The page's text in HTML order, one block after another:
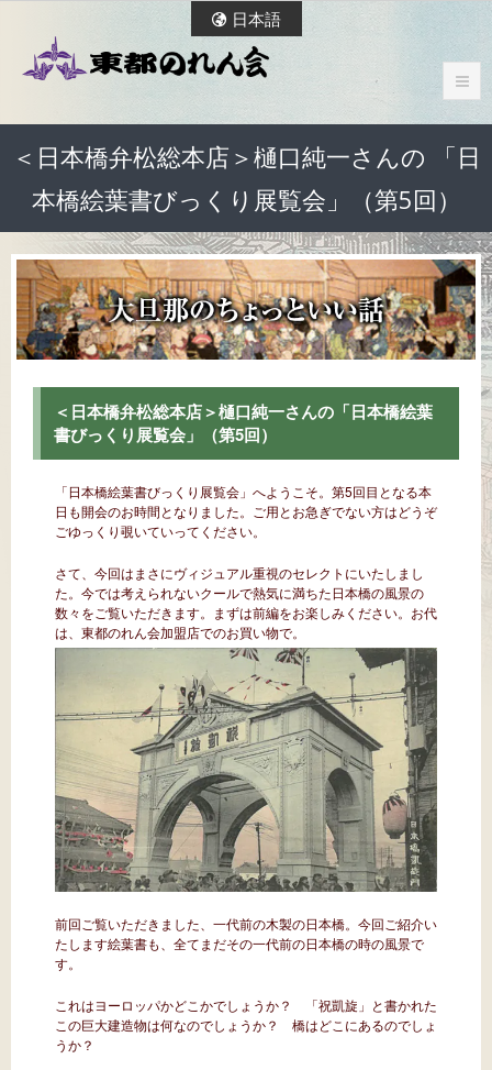
日本語
＜日本橋弁松総本店＞樋口純一さんの 「日
本橋絵葉書びっくり展覧会」（第5回）
＜日本橋弁松総本店＞樋口純一さんの「日本橋絵葉
書びっくり展覧会」（第5回）
「日本橋絵葉書びっくり展覧会」へようこそ。第5回目となる本
日も開会のお時間となりました。ご用とお急ぎでない方はどうぞ
ごゆっくり覗いていってください。
さて、今回はまさにヴィジュアル重視のセレクトにいたしまし
た。今では考えられないクールで熱気に満ちた日本橋の風景の
数々をご覧いただきます。まずは前編をお楽しみください。お代
は、東都のれん会加盟店でのお買い物で。
前回ご覧いただきました、一代前の木製の日本橋。今回ご紹介い
たします絵葉書も、全てまだその一代前の日本橋の時の風景で
す。
これはヨーロッパかどこかでしょうか？ 「祝凱旋」と書かれた
この巨大建造物は何なのでしょうか？ 橋はどこにあるのでしょ
うか？